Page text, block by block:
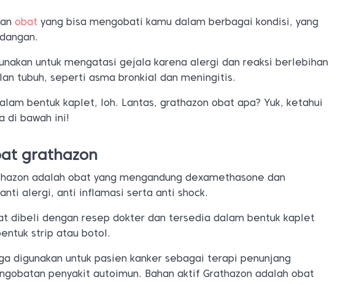
obat yang bisa mengobati kamu dalam berbagai kondisi, yang
untuk mengatasi gejala karena alergi dan reaksi berlebihan
tubuh, seperti asma bronkial dan meningitis.
bentuk kaplet, loh. Lantas, grathazon obat apa? Yuk, ketahui
di bawah ini!
grathazon
adalah obat yang mengandung dexamethasone dan
alergi, anti inflamasi serta anti shock.
dibeli dengan resep dokter dan tersedia dalam bentuk kaplet
strip atau botol.
digunakan untuk pasien kanker sebagai terapi penunjang
penyakit autoimun. Bahan aktif Grathazon adalah obat